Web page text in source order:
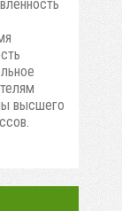
высшего